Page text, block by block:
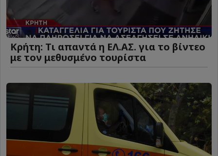
Κρήτη: Τι απαντά η ΕΛ.ΑΣ. για το βίντεο
με τον μεθυσμένο τουρίστα